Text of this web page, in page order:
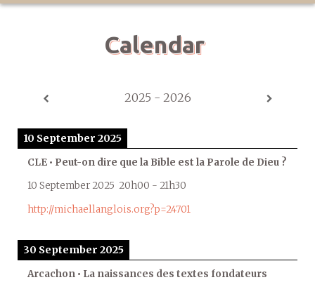
Calendar
2025 - 2026
10 September 2025
CLE • Peut-on dire que la Bible est la Parole de Dieu ?
10 September 2025 20h00 - 21h30
http://michaellanglois.org?p=24701
30 September 2025
Arcachon • La naissances des textes fondateurs